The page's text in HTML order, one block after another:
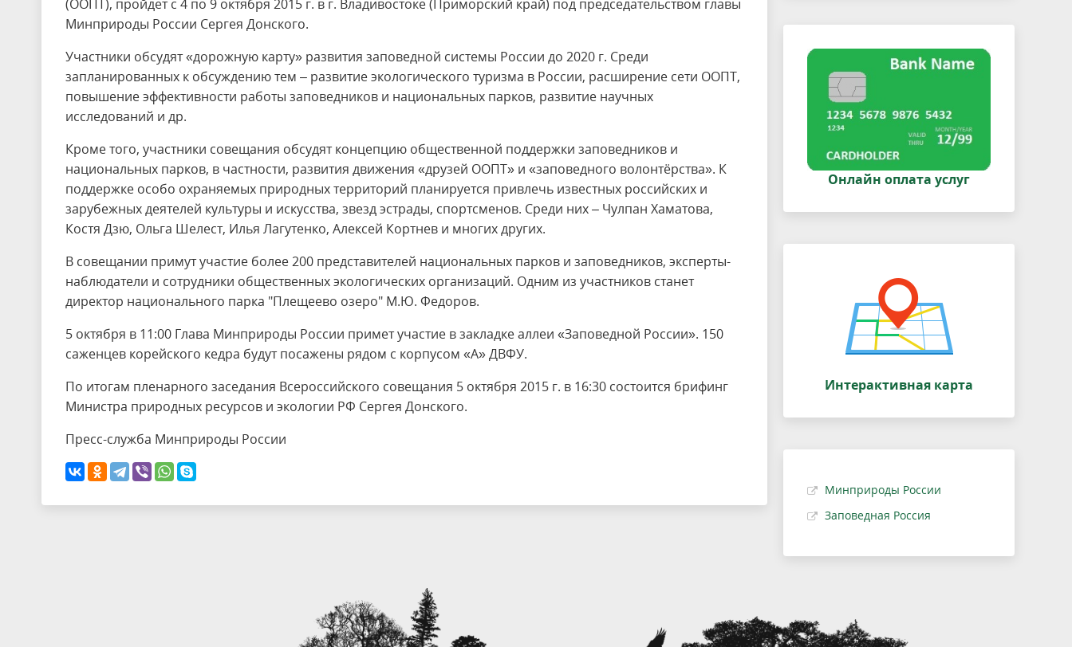
(ООПТ), пройдет с 4 по 9 октября 2015 г. в г. Владивостоке (Приморский край) под председательством главы
Минприроды России Сергея Донского.
Участники обсудят «дорожную карту» развития заповедной системы России до 2020 г. Среди
запланированных к обсуждению тем – развитие экологического туризма в России, расширение сети ООПТ,
повышение эффективности работы заповедников и национальных парков, развитие научных
исследований и др.
Кроме того, участники совещания обсудят концепцию общественной поддержки заповедников и
национальных парков, в частности, развития движения «друзей ООПТ» и «заповедного волонтёрства». К
поддержке особо охраняемых природных территорий планируется привлечь известных российских и
зарубежных деятелей культуры и искусства, звезд эстрады, спортсменов. Среди них – Чулпан Хаматова,
Костя Дзю, Ольга Шелест, Илья Лагутенко, Алексей Кортнев и многих других.
В совещании примут участие более 200 представителей национальных парков и заповедников, эксперты-
наблюдатели и сотрудники общественных экологических организаций. Одним из участников станет
директор национального парка "Плещеево озеро" М.Ю. Федоров.
5 октября в 11:00 Глава Минприроды России примет участие в закладке аллеи «Заповедной России». 150
саженцев корейского кедра будут посажены рядом с корпусом «А» ДВФУ.
По итогам пленарного заседания Всероссийского совещания 5 октября 2015 г. в 16:30 состоится брифинг
Министра природных ресурсов и экологии РФ Сергея Донского.
Пресс-служба Минприроды России
Онлайн оплата услуг
Интерактивная карта
Минприроды России
Заповедная Россия